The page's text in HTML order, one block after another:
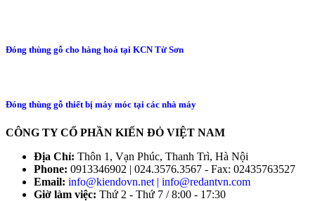
Đóng thùng gỗ cho hàng hoá tại KCN Từ Sơn
Đóng thùng gỗ thiết bị máy móc tại các nhà máy
CÔNG TY CỔ PHẦN KIẾN ĐỎ VIỆT NAM
Địa Chỉ: Thôn 1, Vạn Phúc, Thanh Trì, Hà Nội
Phone: 0913346902 | 024.3576.3567 - Fax: 02435763527
Email: info@kiendovn.net | info@redantvn.com
Giờ làm việc: Thứ 2 - Thứ 7 / 8:00 - 17:30